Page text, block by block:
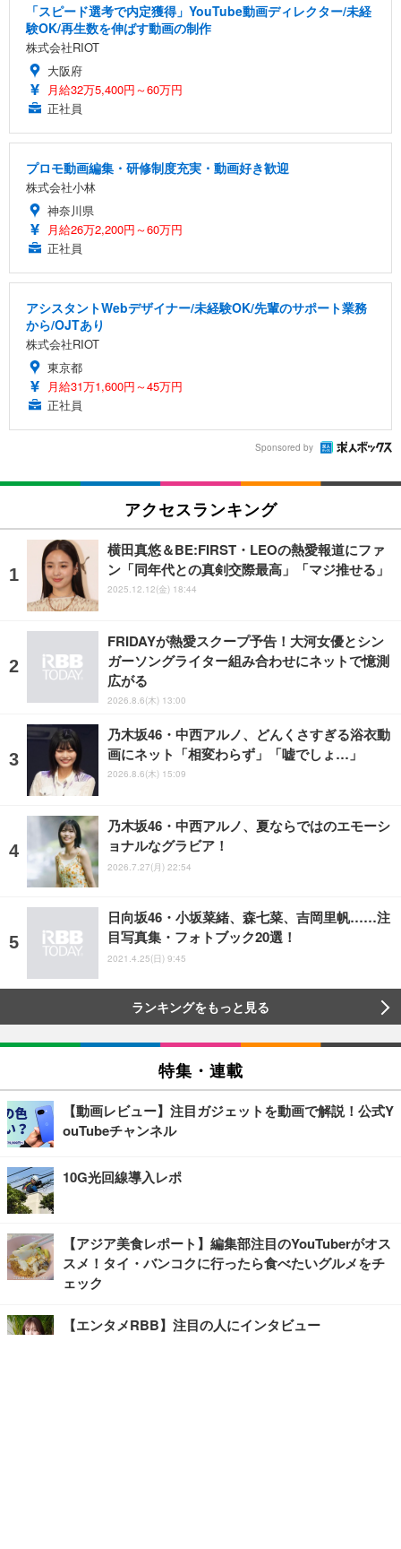
「スピード選考で内定獲得」YouTube動画ディレクター/未経
験OK/再生数を伸ばす動画の制作
株式会社RIOT
大阪府
月給32万5,400円～60万円
正社員
プロモ動画編集・研修制度充実・動画好き歓迎
株式会社小林
神奈川県
月給26万2,200円～60万円
正社員
アシスタントWebデザイナー/未経験OK/先輩のサポート業務
から/OJTあり
株式会社RIOT
東京都
月給31万1,600円～45万円
正社員
Sponsored by
アクセスランキング
横田真悠＆BE:FIRST・LEOの熱愛報道にファ
ン「同年代との真剣交際最高」「マジ推せる」
2025.12.12(金) 18:44
FRIDAYが熱愛スクープ予告！大河女優とシン
ガーソングライター組み合わせにネットで憶測
広がる
2026.8.6(木) 13:00
乃木坂46・中西アルノ、どんくさすぎる浴衣動
画にネット「相変わらず」「嘘でしょ…」
2026.8.6(木) 15:09
乃木坂46・中西アルノ、夏ならではのエモーシ
ョナルなグラビア！
2026.7.27(月) 22:54
日向坂46・小坂菜緒、森七菜、吉岡里帆……注
目写真集・フォトブック20選！
2021.4.25(日) 9:45
ランキングをもっと見る
特集・連載
【動画レビュー】注目ガジェットを動画で解説！公式Y
ouTubeチャンネル
10G光回線導入レポ
【アジア美食レポート】編集部注目のYouTuberがオス
スメ！タイ・バンコクに行ったら食べたいグルメをチ
ェック
【エンタメRBB】注目の人にインタビュー